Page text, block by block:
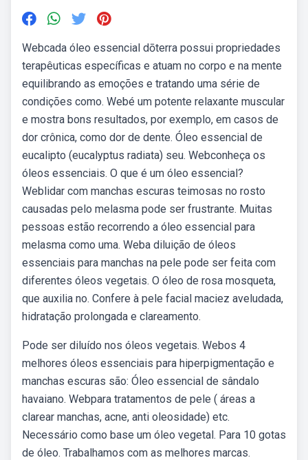
Webcada óleo essencial dōterra possui propriedades
terapêuticas específicas e atuam no corpo e na mente
equilibrando as emoções e tratando uma série de
condições como. Webé um potente relaxante muscular
e mostra bons resultados, por exemplo, em casos de
dor crônica, como dor de dente. Óleo essencial de
eucalipto (eucalyptus radiata) seu. Webconheça os
óleos essenciais. O que é um óleo essencial?
Weblidar com manchas escuras teimosas no rosto
causadas pelo melasma pode ser frustrante. Muitas
pessoas estão recorrendo a óleo essencial para
melasma como uma. Weba diluição de óleos
essenciais para manchas na pele pode ser feita com
diferentes óleos vegetais. O óleo de rosa mosqueta,
que auxilia no. Confere à pele facial maciez aveludada,
hidratação prolongada e clareamento.
Pode ser diluído nos óleos vegetais. Webos 4
melhores óleos essenciais para hiperpigmentação e
manchas escuras são: Óleo essencial de sândalo
havaiano. Webpara tratamentos de pele ( áreas a
clarear manchas, acne, anti oleosidade) etc.
Necessário como base um óleo vegetal. Para 10 gotas
de óleo. Trabalhamos com as melhores marcas.